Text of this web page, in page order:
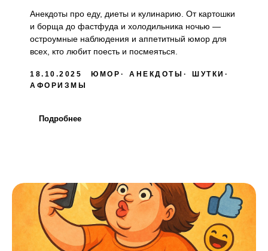
Анекдоты про еду, диеты и кулинарию. От картошки
и борща до фастфуда и холодильника ночью —
остроумные наблюдения и аппетитный юмор для
всех, кто любит поесть и посмеяться.
18.10.2025 ЮМОР АНЕКДОТЫ
ШУТКИ
АФОРИЗМЫ
Подробнее